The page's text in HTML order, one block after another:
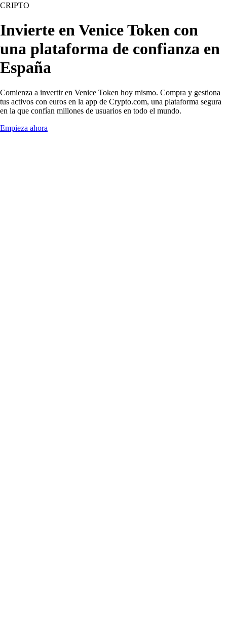
CRIPTO
Invierte en Venice Token con
una plataforma de confianza en
España
Comienza a invertir en Venice Token hoy mismo. Compra y gestiona
tus activos con euros en la app de Crypto.com, una plataforma segura
en la que confían millones de usuarios en todo el mundo.
Empieza ahora